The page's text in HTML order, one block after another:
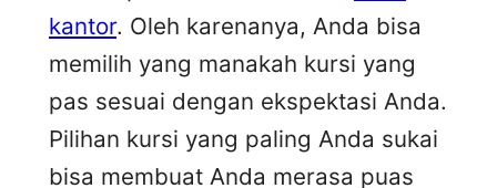
kantor. Oleh karenanya, Anda bisa
memilih yang manakah kursi yang
pas sesuai dengan ekspektasi Anda.
Pilihan kursi yang paling Anda sukai
bisa membuat Anda merasa puas